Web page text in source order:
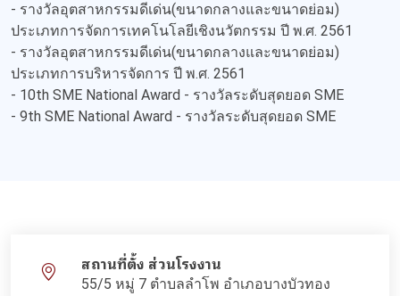
- รางวัลอุตสาหกรรมดีเด่น(ขนาดกลางและขนาดย่อม)
ประเภทการจัดการเทคโนโลยีเชิงนวัตกรรม ปี พ.ศ. 2561
- รางวัลอุตสาหกรรมดีเด่น(ขนาดกลางและขนาดย่อม)
ประเภทการบริหารจัดการ ปี พ.ศ. 2561
- 10th SME National Award - รางวัลระดับสุดยอด SME
- 9th SME National Award - รางวัลระดับสุดยอด SME
สถานที่ตั้ง ส่วนโรงงาน
55/5 หมู่ 7 ตำบลลำโพ อำเภอบางบัวทอง